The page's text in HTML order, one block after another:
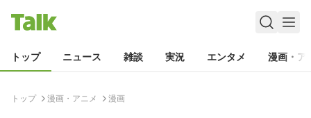
トップ ニュース 雑談 実況 エンタメ 漫画・ア
トップ 漫画・アニメ 漫画